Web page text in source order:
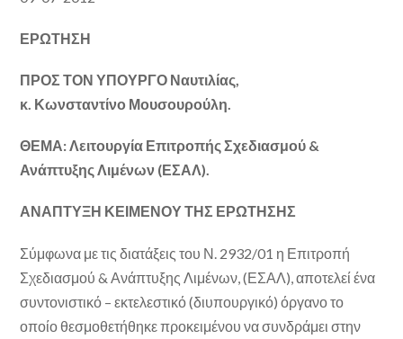
ΕΡΩΤΗΣΗ
ΠΡΟΣ ΤΟΝ ΥΠΟΥΡΓΟ Ναυτιλίας,
κ. Κωνσταντίνο Μουσουρούλη.
ΘΕΜΑ: Λειτουργία Επιτροπής Σχεδιασμού &
Ανάπτυξης Λιμένων (ΕΣΑΛ).
ΑΝΑΠΤΥΞΗ ΚΕΙΜΕΝΟΥ ΤΗΣ ΕΡΩΤΗΣΗΣ
Σύμφωνα με τις διατάξεις του Ν. 2932/01 η Επιτροπή
Σχεδιασμού & Ανάπτυξης Λιμένων, (ΕΣΑΛ), αποτελεί ένα
συντονιστικό – εκτελεστικό (διυπουργικό) όργανο το
οποίο θεσμοθετήθηκε προκειμένου να συνδράμει στην